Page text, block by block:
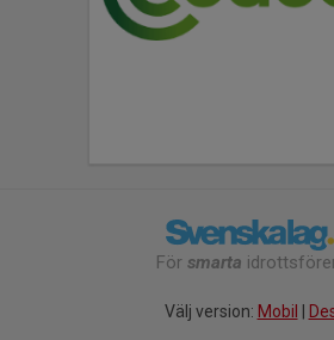
För smarta
Välj version: Mobil